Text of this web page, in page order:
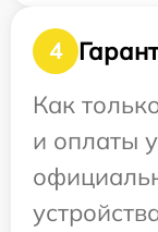
4
Как
и оплаты